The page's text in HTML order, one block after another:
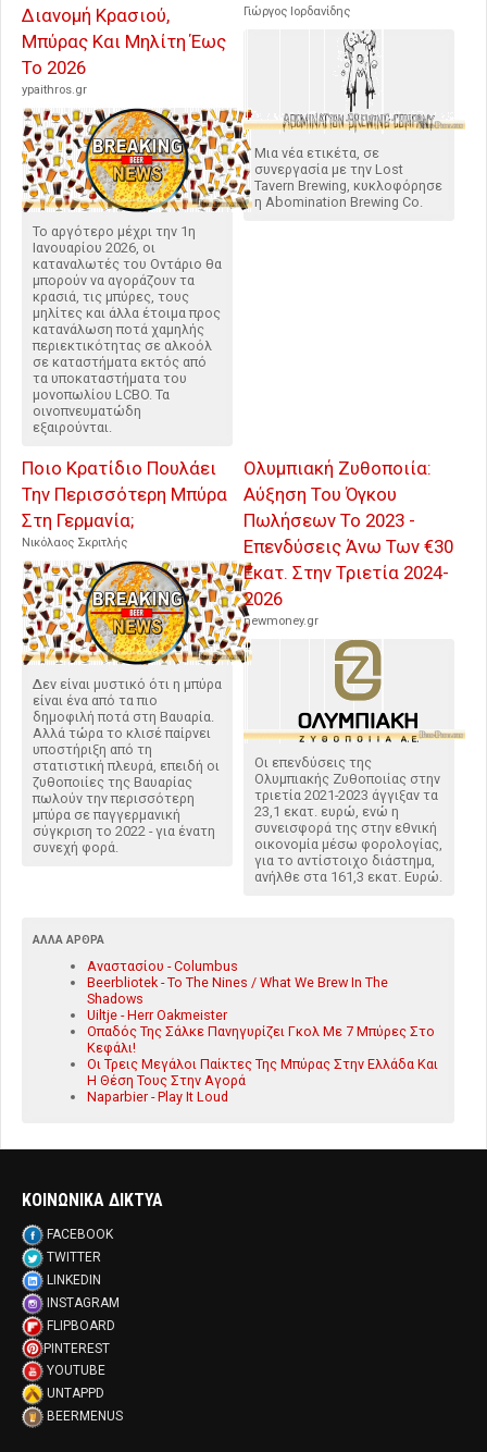
Διανομή Κρασιού,
Μπύρας Και Μηλίτη Έως
Το 2026
ypaithros.gr
Το αργότερο μέχρι την 1η
Ιανουαρίου 2026, οι
καταναλωτές του Οντάριο θα
μπορούν να αγοράζουν τα
κρασιά, τις μπύρες, τους
μηλίτες και άλλα έτοιμα προς
κατανάλωση ποτά χαμηλής
περιεκτικότητας σε αλκοόλ
σε καταστήματα εκτός από
τα υποκαταστήματα του
μονοπωλίου LCBO. Τα
οινοπνευματώδη
εξαιρούνται.
Γιώργος Ιορδανίδης
Μια νέα ετικέτα, σε
συνεργασία με την Lost
Tavern Brewing, κυκλοφόρησε
η Abomination Brewing Co.
Ποιο Κρατίδιο Πουλάει
Την Περισσότερη Μπύρα
Στη Γερμανία;
Νικόλαος Σκριτλής
Δεν είναι μυστικό ότι η μπύρα
είναι ένα από τα πιο
δημοφιλή ποτά στη Βαυαρία.
Αλλά τώρα το κλισέ παίρνει
υποστήριξη από τη
στατιστική πλευρά, επειδή οι
ζυθοποιίες της Βαυαρίας
πωλούν την περισσότερη
μπύρα σε παγγερμανική
σύγκριση το 2022 - για ένατη
συνεχή φορά.
Ολυμπιακή Ζυθοποιία:
Αύξηση Του Όγκου
Πωλήσεων Το 2023 -
Επενδύσεις Άνω Των €30
Εκατ. Στην Τριετία 2024-
2026
newmoney.gr
Οι επενδύσεις της
Ολυμπιακής Ζυθοποιίας στην
τριετία 2021-2023 άγγιξαν τα
23,1 εκατ. ευρώ, ενώ η
συνεισφορά της στην εθνική
οικονομία μέσω φορολογίας,
για το αντίστοιχο διάστημα,
ανήλθε στα 161,3 εκατ. Ευρώ.
ΆΛΛΑ ΆΡΘΡΑ
Αναστασίου - Columbus
Beerbliotek - To The Nines / What We Brew In The
Shadows
Uiltje - Herr Oakmeister
Οπαδός Της Σάλκε Πανηγυρίζει Γκολ Με 7 Μπύρες Στο
Κεφάλι!
Οι Τρεις Μεγάλοι Παίκτες Της Μπύρας Στην Ελλάδα Και
Η Θέση Τους Στην Αγορά
Naparbier - Play It Loud
ΚΟΙΝΩΝΙΚΑ ΔΙΚΤΥΑ
FACEBOOK
TWITTER
LINKEDIN
INSTAGRAM
FLIPBOARD
PINTEREST
YOUTUBE
UNTAPPD
BEERMENUS